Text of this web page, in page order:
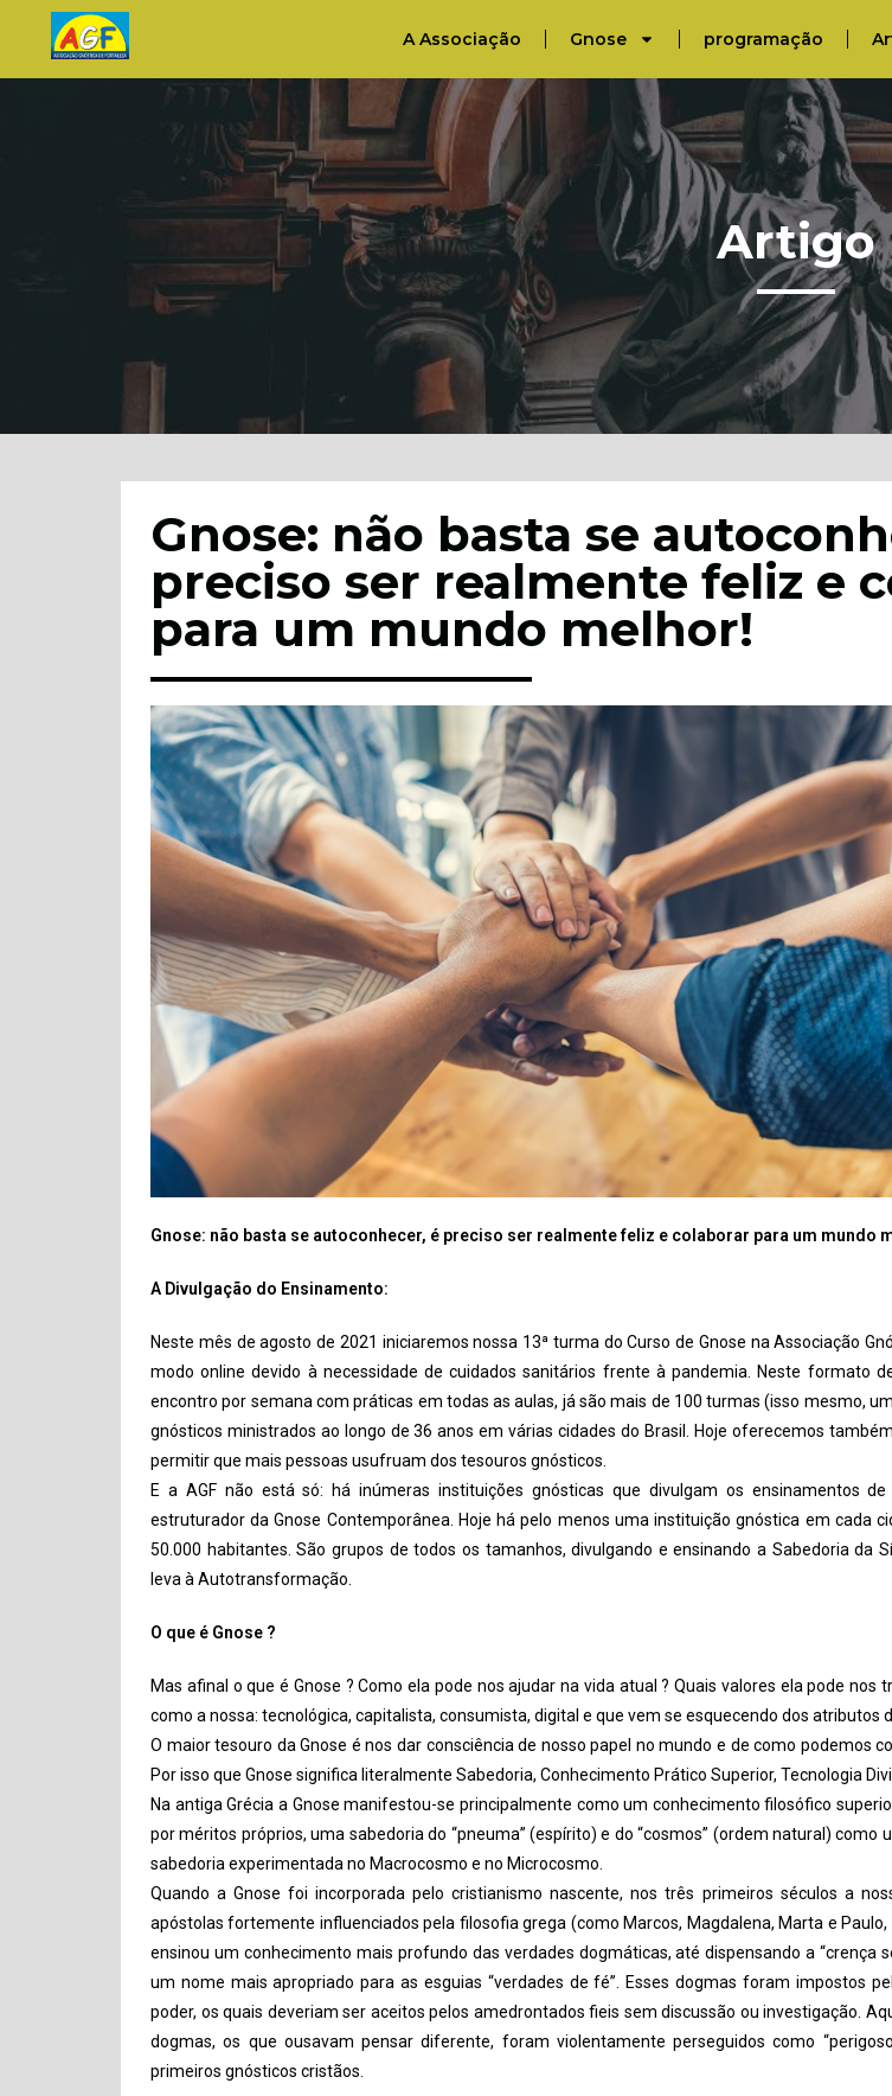
A Associação Gnose programação
Artigo
Gnose: não basta se
preciso ser realmente feliz e
para um mundo melhor!
Gnose: não basta se autoconhecer, é preciso ser realmente feliz e colaborar para um mundo
A Divulgação do Ensinamento:
Neste mês de agosto de 2021 iniciaremos nossa 13ª turma do Curso de Gnose na Associação
modo online devido à necessidade de cuidados sanitários frente à pandemia. Neste formato
encontro por semana com práticas em todas as aulas, já são mais de 100 turmas (isso mesmo,
gnósticos ministrados ao longo de 36 anos em várias cidades do Brasil. Hoje oferecemos
permitir que mais pessoas usufruam dos tesouros gnósticos.
E a AGF não está só: há inúmeras instituições gnósticas que divulgam os ensinamentos
estruturador da Gnose Contemporânea. Hoje há pelo menos uma instituição gnóstica em cada
50.000 habitantes. São grupos de todos os tamanhos, divulgando e ensinando a Sabedoria da
leva à Autotransformação.
O que é Gnose ?
Mas afinal o que é Gnose ? Como ela pode nos ajudar na vida atual ? Quais valores ela pode nos
como a nossa: tecnológica, capitalista, consumista, digital e que vem se esquecendo dos atributos
O maior tesouro da Gnose é nos dar consciência de nosso papel no mundo e de como podemos
Por isso que Gnose significa literalmente Sabedoria, Conhecimento Prático Superior, Tecnologia
Na antiga Grécia a Gnose manifestou-se principalmente como um conhecimento filosófico
por méritos próprios, uma sabedoria do “pneuma” (espírito) e do “cosmos” (ordem natural) como
sabedoria experimentada no Macrocosmo e no Microcosmo.
Quando a Gnose foi incorporada pelo cristianismo nascente, nos três primeiros séculos a
apóstolas fortemente influenciados pela filosofia grega (como Marcos, Magdalena, Marta e
ensinou um conhecimento mais profundo das verdades dogmáticas, até dispensando a “crença
um nome mais apropriado para as esguias “verdades de fé”. Esses dogmas foram impostos
poder, os quais deveriam ser aceitos pelos amedrontados fieis sem discussão ou investigação.
dogmas, os que ousavam pensar diferente, foram violentamente perseguidos como
primeiros gnósticos cristãos.